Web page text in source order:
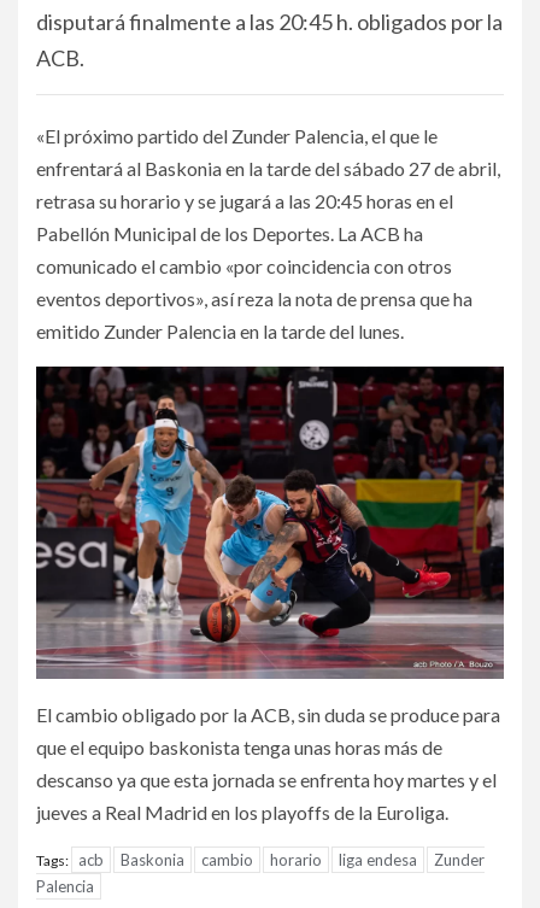
disputará finalmente a las 20:45 h. obligados por la
ACB.
«El próximo partido del Zunder Palencia, el que le
enfrentará al Baskonia en la tarde del sábado 27 de abril,
retrasa su horario y se jugará a las 20:45 horas en el
Pabellón Municipal de los Deportes. La ACB ha
comunicado el cambio «por coincidencia con otros
eventos deportivos», así reza la nota de prensa que ha
emitido Zunder Palencia en la tarde del lunes.
El cambio obligado por la ACB, sin duda se produce para
que el equipo baskonista tenga unas horas más de
descanso ya que esta jornada se enfrenta hoy martes y el
jueves a Real Madrid en los playoffs de la Euroliga.
Tags: acb Baskonia cambio horario liga endesa
Zunder
Palencia